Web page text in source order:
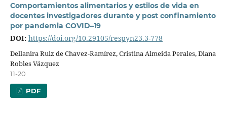
Comportamientos alimentarios y estilos de vida en
docentes investigadores durante y post confinamiento
por pandemia COVID–19
DOI: https://doi.org/10.29105/respyn23.3-778
Dellanira Ruiz de Chavez-Ramírez, Cristina Almeida Perales, Diana
Robles Vázquez
11-20
PDF